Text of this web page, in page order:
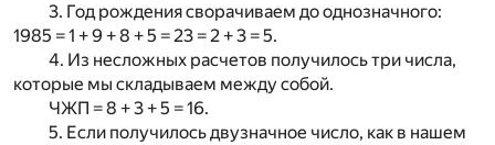
3. Год рождения сворачиваем до однозначного:
1985 = 1 + 9 + 8 + 5 = 23 = 2 + 3 = 5.
4. Из несложных расчетов получилось три числа,
которые мы складываем между собой.
ЧЖП = 8 + 3 + 5 = 16.
5. Если получилось двузначное число, как в нашем